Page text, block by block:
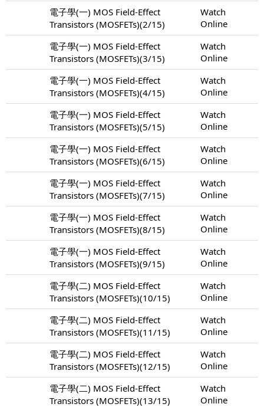
電子學(一) MOS Field-Effect
Transistors (MOSFETs)(2/15)
Watch
Online
電子學(一) MOS Field-Effect
Transistors (MOSFETs)(3/15)
Watch
Online
電子學(一) MOS Field-Effect
Transistors (MOSFETs)(4/15)
Watch
Online
電子學(一) MOS Field-Effect
Transistors (MOSFETs)(5/15)
Watch
Online
電子學(一) MOS Field-Effect
Transistors (MOSFETs)(6/15)
Watch
Online
電子學(一) MOS Field-Effect
Transistors (MOSFETs)(7/15)
Watch
Online
電子學(一) MOS Field-Effect
Transistors (MOSFETs)(8/15)
Watch
Online
電子學(一) MOS Field-Effect
Transistors (MOSFETs)(9/15)
Watch
Online
電子學(二) MOS Field-Effect
Transistors (MOSFETs)(10/15)
Watch
Online
電子學(二) MOS Field-Effect
Transistors (MOSFETs)(11/15)
Watch
Online
電子學(二) MOS Field-Effect
Transistors (MOSFETs)(12/15)
Watch
Online
電子學(二) MOS Field-Effect
Transistors (MOSFETs)(13/15)
Watch
Online